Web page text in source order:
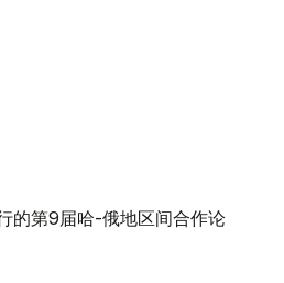
的第9届哈-俄地区间合作论